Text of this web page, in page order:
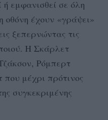
εμφανισθεί σε όλη
οθόνη έχουν «γράψει»
ξεπερνώντας τις
Η Σκάρλετ
Ρόμπερτ
μέχρι πρότινος
συγκεκριμένης